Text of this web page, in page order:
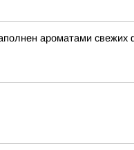
ароматами свежих